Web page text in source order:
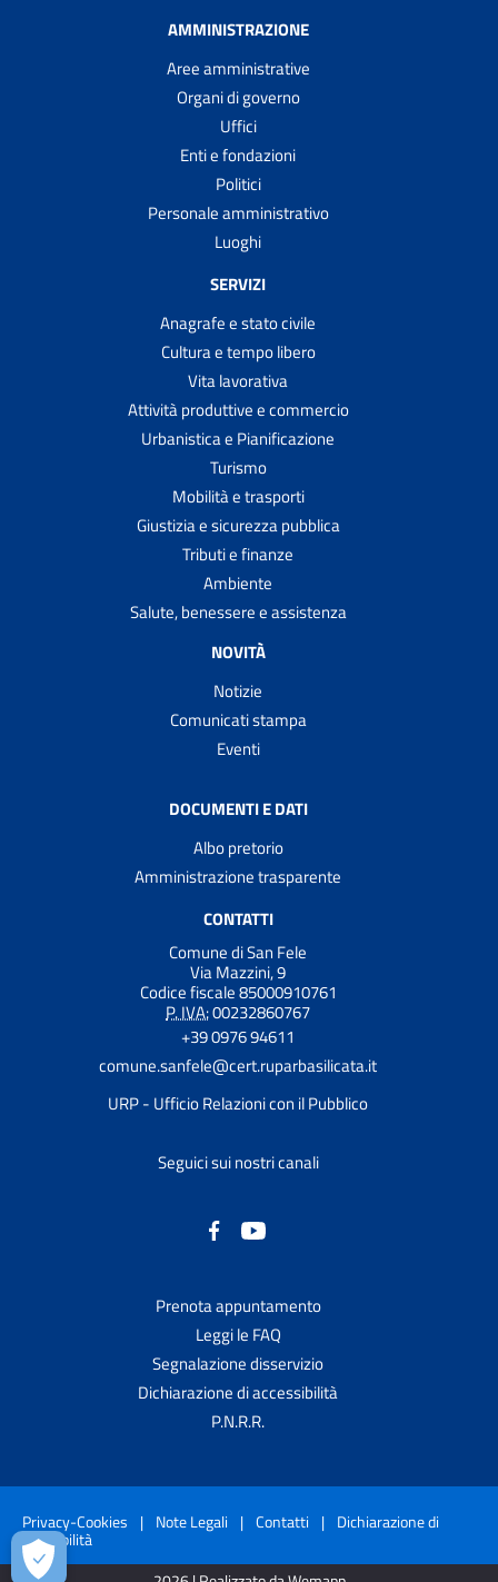
AMMINISTRAZIONE
Aree amministrative
Organi di governo
Uffici
Enti e fondazioni
Politici
Personale amministrativo
Luoghi
SERVIZI
Anagrafe e stato civile
Cultura e tempo libero
Vita lavorativa
Attività produttive e commercio
Urbanistica e Pianificazione
Turismo
Mobilità e trasporti
Giustizia e sicurezza pubblica
Tributi e finanze
Ambiente
Salute, benessere e assistenza
NOVITÀ
Notizie
Comunicati stampa
Eventi
DOCUMENTI E DATI
Albo pretorio
Amministrazione trasparente
CONTATTI
Comune di San Fele
Via Mazzini, 9
Codice fiscale 85000910761
P. IVA:00232860767
+39 0976 94611
comune.sanfele@cert.ruparbasilicata.it
URP - Ufficio Relazioni con il Pubblico
Seguici sui nostri canali
Prenota appuntamento
Leggi le FAQ
Segnalazione disservizio
Dichiarazione di accessibilità
P.N.R.R.
Privacy-Cookies | Note Legali | Contatti | Dichiarazione di
accessibilità